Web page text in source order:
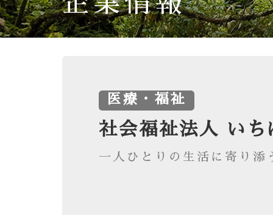
医療・福祉
社会福祉法人 いち
一人ひとりの生活に寄り添